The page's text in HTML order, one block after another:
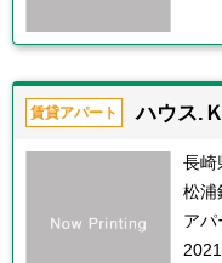
賃貸アパート ハウス.Ｋ
長崎
松浦
アパ